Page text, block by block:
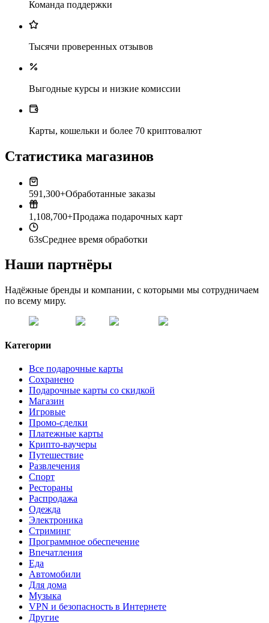
Команда поддержки
Тысячи проверенных отзывов
Выгодные курсы и низкие комиссии
Карты, кошельки и более 70 криптовалют
Статистика магазинов
591,300+Обработанные заказы
1,108,700+Продажа подарочных карт
63sСреднее время обработки
Наши партнёры
Надёжные бренды и компании, с которыми мы сотрудничаем
по всему миру.
Категории
Все подарочные карты
Сохранено
Подарочные карты со скидкой
Магазин
Игровые
Промо-сделки
Платежные карты
Крипто-ваучеры
Путешествие
Развлечения
Спорт
Рестораны
Распродажа
Одежда
Электроника
Стриминг
Программное обеспечение
Впечатления
Еда
Автомобили
Для дома
Музыка
VPN и безопасность в Интернете
Другие